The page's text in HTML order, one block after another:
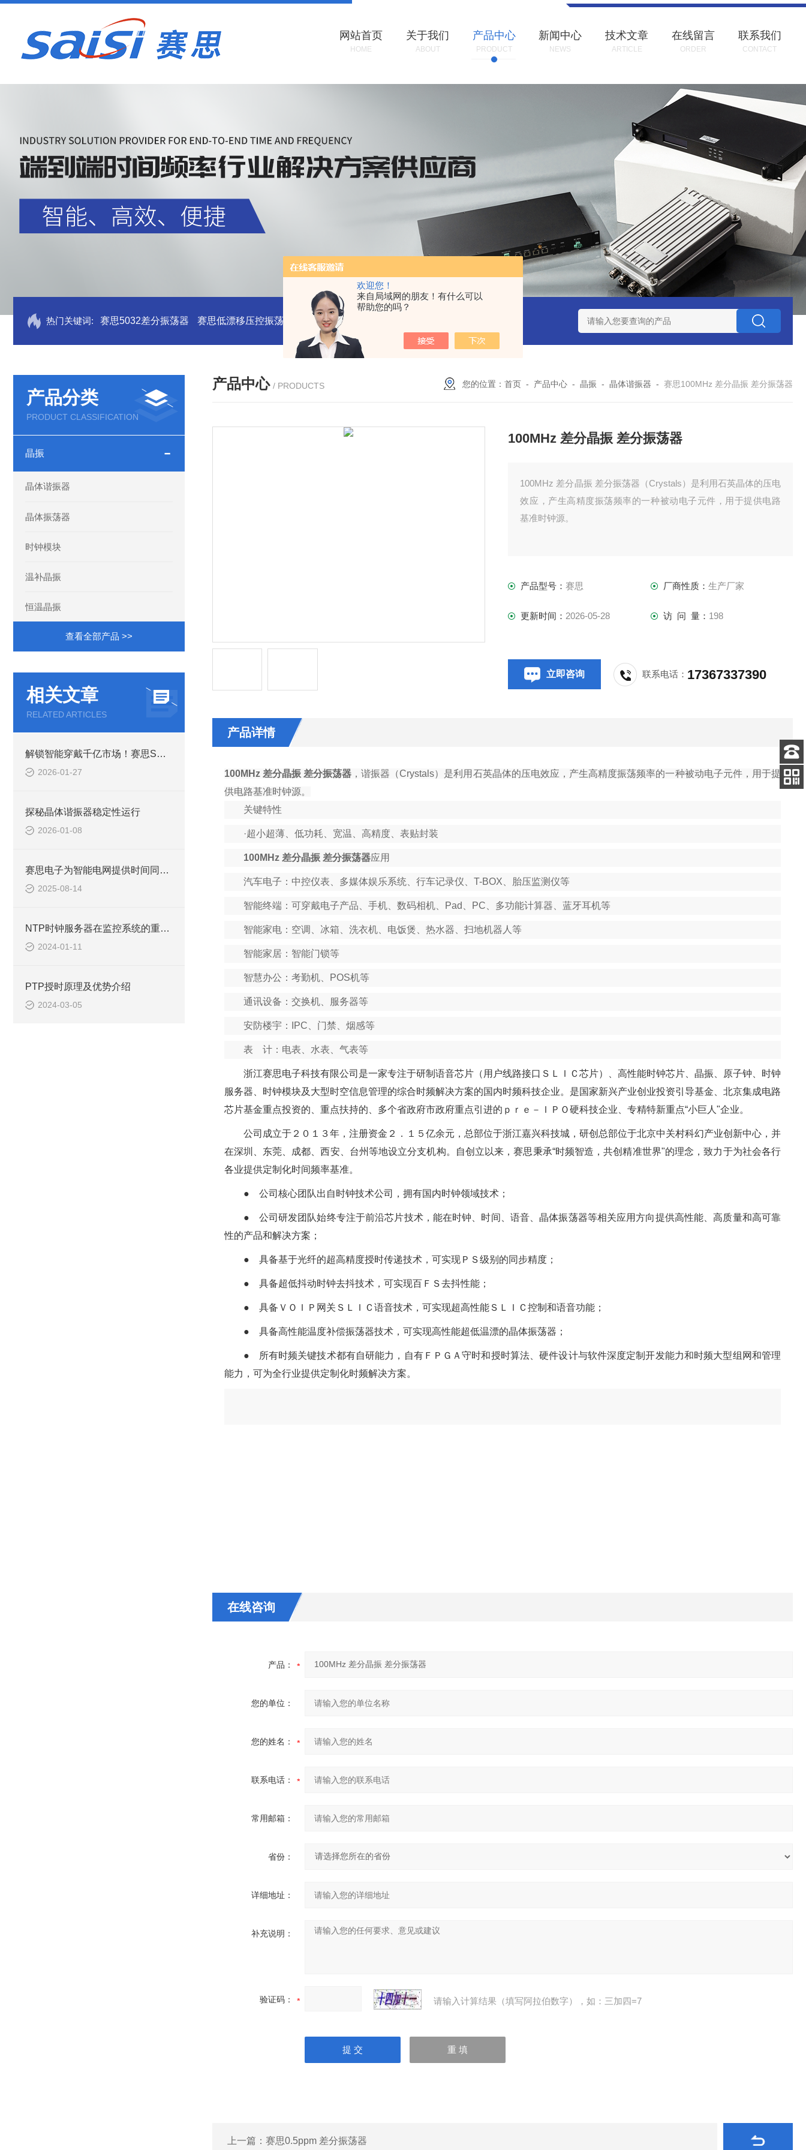
欢迎您！
来自局域网的朋友！有什么可以
帮助您的吗？
网站首页
HOME
关于我们
ABOUT
产品中心
PRODUCT
新闻中心
NEWS
技术文章
ARTICLE
在线留言
ORDER
联系我们
CONTACT
热门关键词: 赛思5032差分振荡器 赛思低漂移压控振荡器 赛思VCTCXO 压控振荡器 赛思北斗终端压控晶振 赛思高频石英无源晶体谐振器
产品分类
PRODUCT CLASSIFICATION
晶振
晶体谐振器
晶体振荡器
时钟模块
温补晶振
恒温晶振
查看全部产品 >>
相关文章
RELATED ARTICLES
解锁智能穿戴千亿市场！赛思SMD晶体谐振器，精准驱动智能生态
2026-01-27
探秘晶体谐振器稳定性运行
2026-01-08
赛思电子为智能电网提供时间同步的方法有哪些？
2025-08-14
NTP时钟服务器在监控系统的重要作用
2024-01-11
PTP授时原理及优势介绍
2024-03-05
产品中心 / PRODUCTS 您的位置： 首页 - 产品中心 - 晶振 - 晶体谐振器 - 赛思100MHz 差分晶振 差分振荡器
100MHz 差分晶振 差分振荡器
100MHz 差分晶振 差分振荡器（Crystals）是利用石英晶体的压电
效应，产生高精度振荡频率的一种被动电子元件，用于提供电路
基准时钟源。
产品型号：赛思 厂商性质： 生产厂家
更新时间： 2026-05-28 访 问 量： 198
立即咨询 联系电话： 17367337390
产品详情
100MHz 差分晶振 差分振荡器 ，谐振器（Crystals）是利用石英晶体的压电效应，产生高精度振荡频率的一种被动电子元件，用于提
供电路基准时钟源。
关键特性
·超小超薄、低功耗、宽温、高精度、表贴封装
100MHz 差分晶振 差分振荡器应用
汽车电子：中控仪表、多媒体娱乐系统、行车记录仪、T-BOX、胎压监测仪等
智能终端：可穿戴电子产品、手机、数码相机、Pad、PC、多功能计算器、蓝牙耳机等
智能家电：空调、冰箱、洗衣机、电饭煲、热水器、扫地机器人等
智能家居：智能门锁等
智慧办公：考勤机、POS机等
通讯设备：交换机、服务器等
安防楼宇：IPC、门禁、烟感等
表 计：电表、水表、气表等
浙江赛思电子科技有限公司是一家专注于研制语音芯片（用户线路接口ＳＬＩＣ芯片）、高性能时钟芯片、晶振、原子钟、时钟
服务器、时钟模块及大型时空信息管理的综合时频解决方案的国内时频科技企业。是国家新兴产业创业投资引导基金、北京集成电路
芯片基金重点投资的、重点扶持的、多个省政府市政府重点引进的ｐｒｅ－ＩＰＯ硬科技企业、专精特新重点“小巨人"企业。
公司成立于２０１３年，注册资金２．１５亿余元，总部位于浙江嘉兴科技城，研创总部位于北京中关村科幻产业创新中心，并
在深圳、东莞、成都、西安、台州等地设立分支机构。自创立以来，赛思秉承“时频智造，共创精准世界"的理念，致力于为社会各行
各业提供定制化时间频率基准。
● 公司核心团队出自时钟技术公司，拥有国内时钟领域技术；
● 公司研发团队始终专注于前沿芯片技术，能在时钟、时间、语音、晶体振荡器等相关应用方向提供高性能、高质量和高可靠
性的产品和解决方案；
● 具备基于光纤的超高精度授时传递技术，可实现ＰＳ级别的同步精度；
● 具备超低抖动时钟去抖技术，可实现百ＦＳ去抖性能；
● 具备ＶＯＩＰ网关ＳＬＩＣ语音技术，可实现超高性能ＳＬＩＣ控制和语音功能；
● 具备高性能温度补偿振荡器技术，可实现高性能超低温漂的晶体振荡器；
● 所有时频关键技术都有自研能力，自有ＦＰＧＡ守时和授时算法、硬件设计与软件深度定制开发能力和时频大型组网和管理
能力，可为全行业提供定制化时频解决方案。
在线咨询
产品：
您的单位：
您的姓名：
联系电话：
常用邮箱：
省份：
详细地址：
补充说明：
验证码： 请输入计算结果（填写阿拉伯数字），如：三加四=7
上一篇： 赛思0.5ppm 差分振荡器
客服
电话